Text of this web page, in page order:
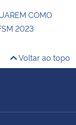
COMO
2023
Voltar ao topo